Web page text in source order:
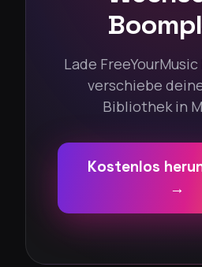
Lade
verschiebe
Bibliothek in
Kostenlos
→